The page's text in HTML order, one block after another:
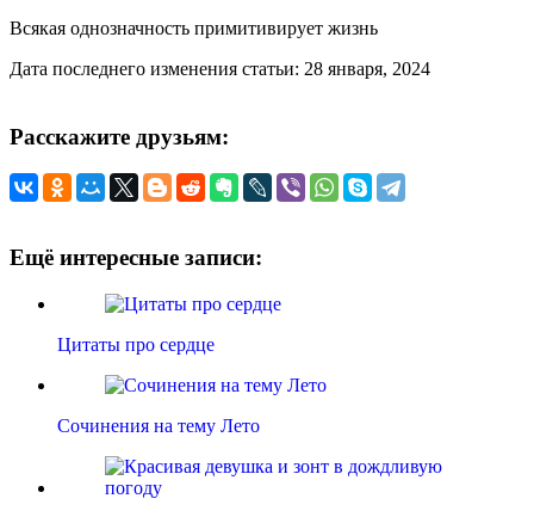
Всякая однозначность примитивирует жизнь
Дата последнего изменения статьи: 28 января, 2024
Расскажите друзьям:
Ещё интересные записи:
Цитаты про сердце
Сочинения на тему Лето